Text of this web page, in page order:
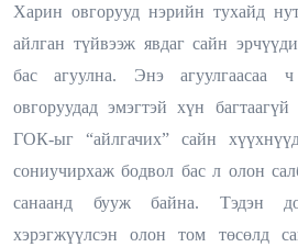
Харин овгорууд нэрийн тухайд
айлган түйвээж явдаг сайн
бас агуулна. Энэ
овгоруудад эмэгтэй хүн
ГОК-ыг “айлгачих” сайн
сониучирхаж бодвол бас л олон
санаанд бууж байна. Тэдэн
хэрэгжүүлсэн олон том төсөлд